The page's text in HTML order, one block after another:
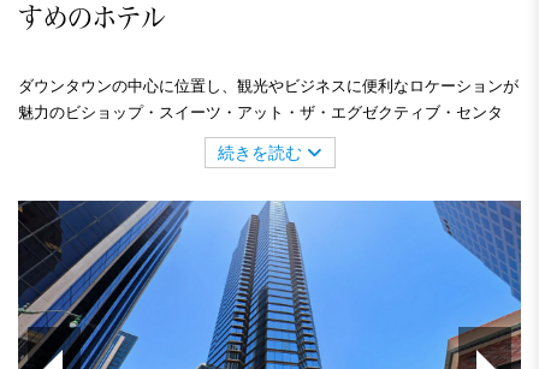
すめのホテル
ダウンタウンの中心に位置し、観光やビジネスに便利なロケーションが
魅力のビショップ・スイーツ・アット・ザ・エグゼクティブ・センタ
ー。お部屋からはホノルルハーバーやホノルルの街並みをお楽しみいた
だけます。全室にキッチン、洗濯機・乾燥機を備え、長期滞在にも最
続きを読む